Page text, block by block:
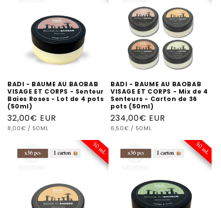
BADI - BAUME AU BAOBAB
VISAGE ET CORPS - Senteur
Baies Roses - Lot de 4 pots
(50ml)
Prix
habituel
32,00€ EUR
PRIX
8,00€ / PAR
50ML
BADI - BAUME AU BAOBAB
VISAGE ET CORPS - Mix de 4
Senteurs - Carton de 36
pots (50ml)
Prix
habituel
234,00€ EUR
PRIX
6,50€ / PAR
50ML